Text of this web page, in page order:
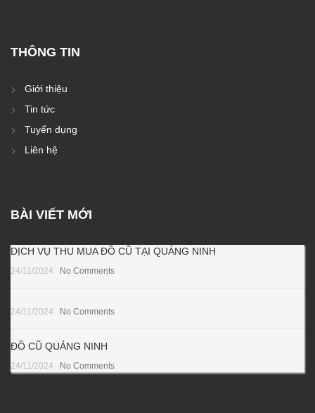
THÔNG TIN
Giới thiệu
Tin tức
Tuyển dụng
Liên hệ
BÀI VIẾT MỚI
DỊCH VỤ THU MUA ĐỒ CŨ TẠI QUẢNG NINH
24/11/2024 No Comments
24/11/2024 No Comments
ĐỒ CŨ QUẢNG NINH
24/11/2024 No Comments